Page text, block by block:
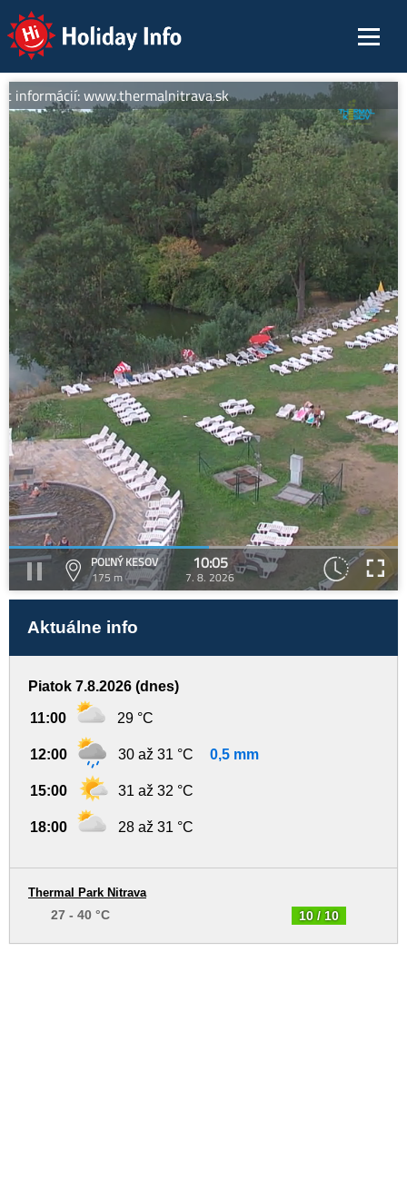
Holiday Info
www.thermalnitrava.sk
POĽNÝ KESOV
175 m
10:05
7. 8. 2026
Aktuálne info
Piatok 7.8.2026 (dnes)
11:00 29 °C
12:00 30 až 31 °C 0,5 mm
15:00 31 až 32 °C
18:00 28 až 31 °C
10 / 10
Thermal Park Nitrava
27 - 40 °C